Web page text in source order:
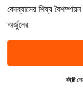
বেদব্যাসের শিষ্য
অর্জুনের
বইটি